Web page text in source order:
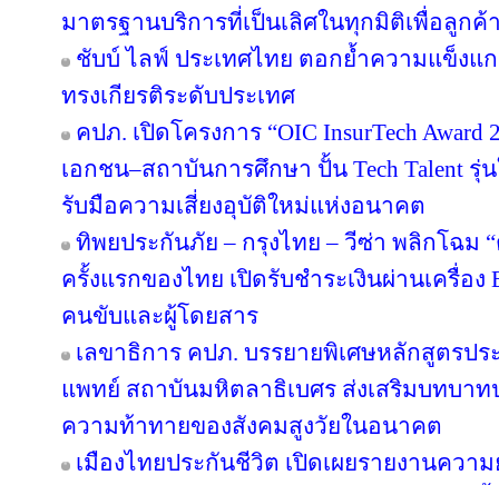
มาตรฐานบริการที่เป็นเลิศในทุกมิติเพื่อลูก
ชับบ์ ไลฟ์ ประเทศไทย ตอกย้ำความแข็งแ
ทรงเกียรติระดับประเทศ
คปภ. เปิดโครงการ “OIC InsurTech
เอกชน–สถาบันการศึกษา ปั้น Tech Talent
รับมือความเสี่ยงอุบัติใหม่แห่งอนาคต
ทิพยประกันภัย – กรุงไทย – วีซ่า พลิกโฉม “
ครั้งแรกของไทย เปิดรับชำระเงินผ่านเครื่อ
คนขับและผู้โดยสาร
เลขาธิการ คปภ. บรรยายพิเศษหลักสูตรป
แพทย์ สถาบันมหิตลาธิเบศร ส่งเสริมบทบา
ความท้าทายของสังคมสูงวัยในอนาคต
เมืองไทยประกันชีวิต เปิดเผยรายงานควา